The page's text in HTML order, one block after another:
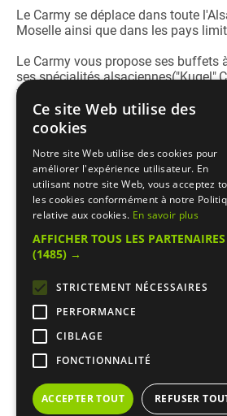
Le Carmy se déplace dans toute
Moselle ainsi que dans les pays
Le Carmy vous propose ses buffets
ses spécialités
fleisch", Baekoffe").
Le Carmy un choix de pâtisseries
Le Carmy un "traiteur chez soi",
petites réceptions.
Le Carmy un seul nom: "Michel
Légal
Ce site Web utilise des
cookies
Notre site Web utilise des cookies pour
améliorer l'expérience utilisateur. En
utilisant notre site Web, vous acceptez
les cookies conformément à notre
relative aux cookies. En savoir plus
AFFICHER TOUS LES PARTENAIRES
(1485) →
STRICTEMENT NÉCESSAIRES
PERFORMANCE
CIBLAGE
FONCTIONNALITÉ
ACCEPTER TOUT REFUSER